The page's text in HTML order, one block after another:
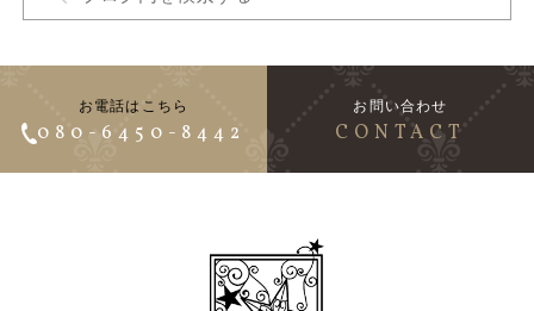
お電話はこちら
080-6450-8442
お問い合わせ
CONTACT